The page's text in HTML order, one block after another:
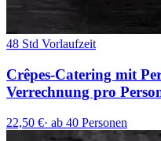
48 Std Vorlaufzeit
Crêpes-Catering mit
Verrechnung pro
22,50 €· ab 40 Personen